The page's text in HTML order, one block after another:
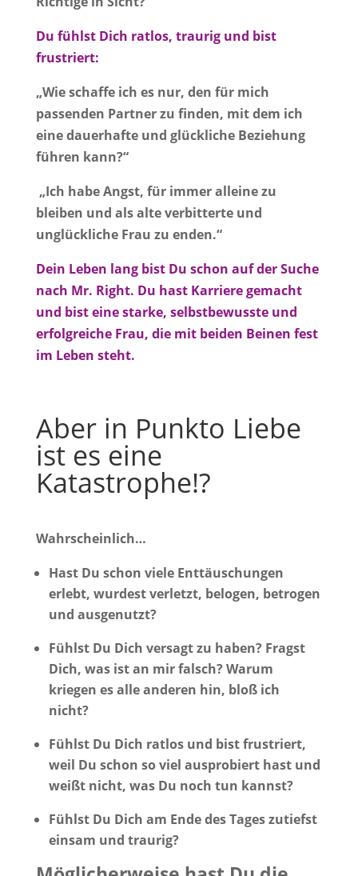
Du fühlst Dich ratlos, traurig und bist
frustriert:
„Wie schaffe ich es nur, den für mich
passenden Partner zu finden, mit dem ich
eine dauerhafte und glückliche Beziehung
führen kann?“
„Ich habe Angst, für immer alleine zu
bleiben und als alte verbitterte und
unglückliche Frau zu enden.“
Dein Leben lang bist Du schon auf der Suche
nach Mr. Right. Du hast Karriere gemacht
und bist eine starke, selbstbewusste und
erfolgreiche Frau, die mit beiden Beinen fest
im Leben steht.
Aber in Punkto Liebe
ist es eine
Katastrophe!?
Wahrscheinlich…
Hast Du schon viele Enttäuschungen
erlebt, wurdest verletzt, belogen, betrogen
und ausgenutzt?
Fühlst Du Dich versagt zu haben? Fragst
Dich, was ist an mir falsch? Warum
kriegen es alle anderen hin, bloß ich
nicht?
Fühlst Du Dich ratlos und bist frustriert,
weil Du schon so viel ausprobiert hast und
weißt nicht, was Du noch tun kannst?
Fühlst Du Dich am Ende des Tages zutiefst
einsam und traurig?